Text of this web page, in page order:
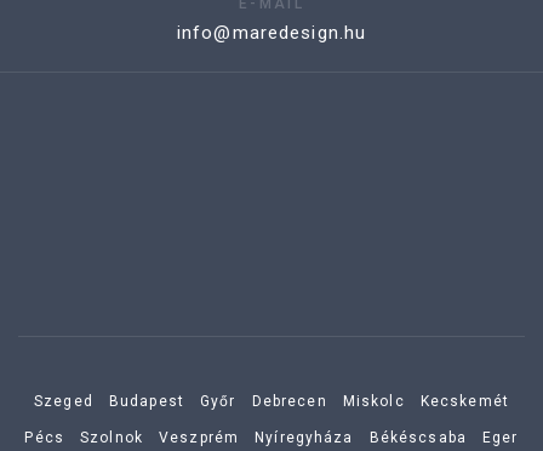
info@maredesign.hu
Szeged Budapest Győr Debrecen Miskolc Kecskemét
Pécs Szolnok Veszprém Nyíregyháza Békéscsaba Eger